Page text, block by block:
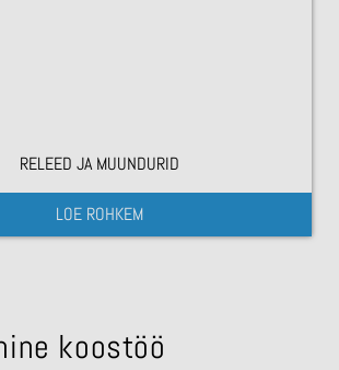
RELEED JA MUUNDURID
LOE ROHKEM
koostöö